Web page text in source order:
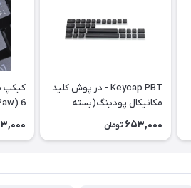
Keycap PBT - در پوش کلید
مکانیکال پودینگ(بسته
الحاقی) Extra Pudding
653,000 تومان
6